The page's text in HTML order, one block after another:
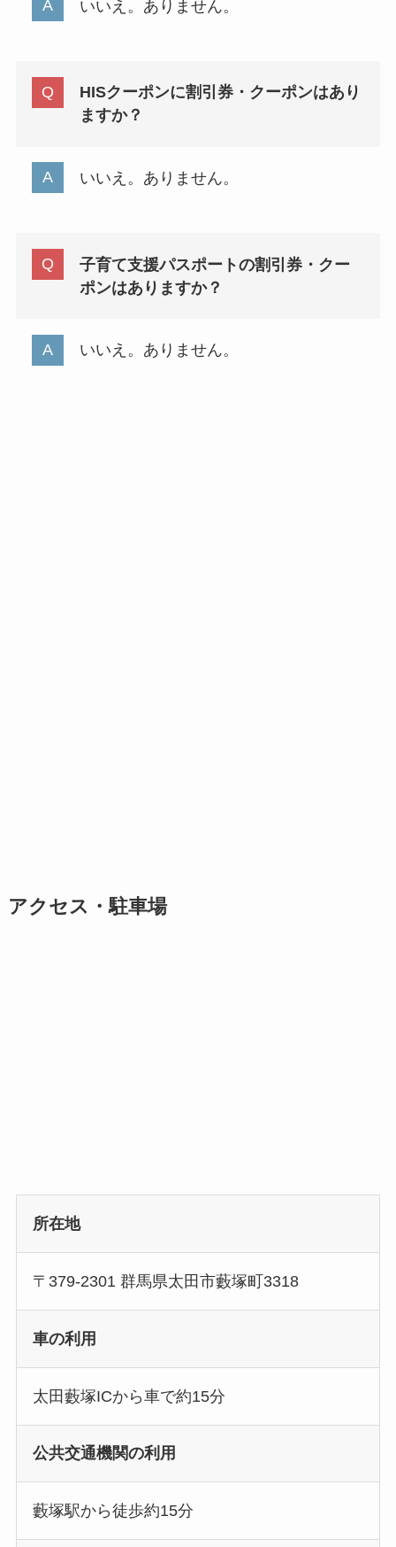
いいえ。ありません。
HISクーポンに割引券・クーポンはあり
ますか？
いいえ。ありません。
子育て支援パスポートの割引券・クー
ポンはありますか？
いいえ。ありません。
アクセス・駐車場
所在地
〒379-2301 群馬県太田市藪塚町3318
車の利用
太田藪塚ICから車で約15分
公共交通機関の利用
藪塚駅から徒歩約15分